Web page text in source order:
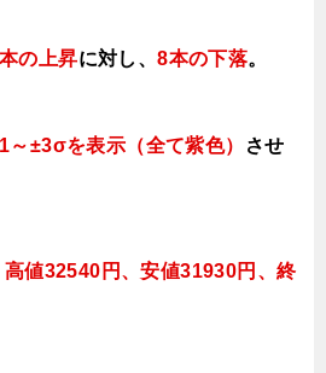
の上昇に対し、8本の下落。
±3σを表示（全て紫色）
させ
値32540円、安値31930円、終